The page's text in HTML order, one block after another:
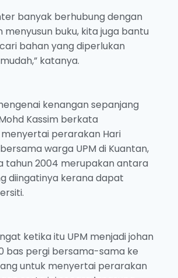
banyak berhubung dengan
menyusun buku, kita juga bantu
bahan yang diperlukan
katanya.
kenangan sepanjang
Kassim berkata
perarakan Hari
warga UPM di Kuantan,
tahun 2004 merupakan antara
diingatinya kerana dapat
ketika itu UPM menjadi johan
bas pergi bersama-sama ke
untuk menyertai perarakan